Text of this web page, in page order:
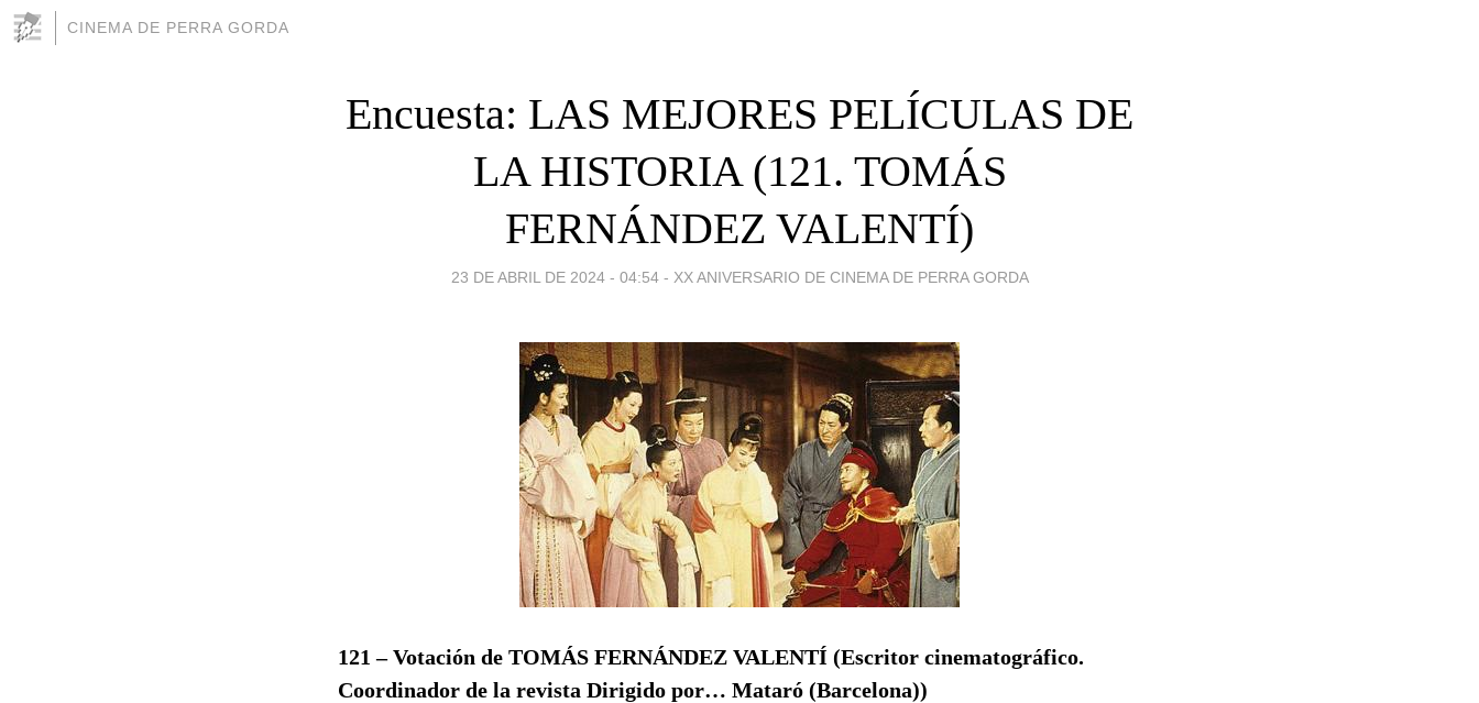
CINEMA DE PERRA GORDA
Encuesta: LAS MEJORES PELÍCULAS DE
LA HISTORIA (121. TOMÁS
FERNÁNDEZ VALENTÍ)
23 DE ABRIL DE 2024 - 04:54 - XX ANIVERSARIO DE CINEMA DE PERRA GORDA
121 – Votación de TOMÁS FERNÁNDEZ VALENTÍ (Escritor cinematográfico.
Coordinador de la revista Dirigido por… Mataró (Barcelona))